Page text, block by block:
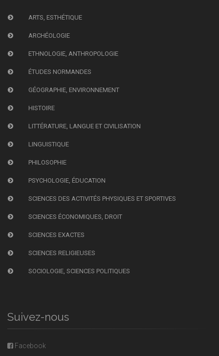
ARTS, ESTHÉTIQUE
ARCHÉOLOGIE
ETHNOLOGIE, ANTHROPOLOGIE
ÉTUDES NORMANDES
GÉOGRAPHIE, ENVIRONNEMENT
HISTOIRE
LITTÉRATURE, LANGUE ET CIVILISATION
LINGUISTIQUE
PHILOSOPHIE
PSYCHOLOGIE, ÉDUCATION
SCIENCES DES ACTIVITÉS PHYSIQUES ET SPORTIVES
SCIENCES ÉCONOMIQUES, DROIT
SCIENCES EXACTES
SCIENCES RELIGIEUSES
SOCIOLOGIE, SCIENCES POLITIQUES
Suivez-nous
Facebook